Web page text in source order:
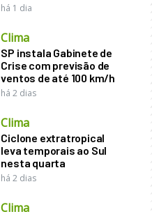
há 1 dia
Clima
SP instala Gabinete de
Crise com previsão de
ventos de até 100 km/h
há 2 dias
Clima
Ciclone extratropical
leva temporais ao Sul
nesta quarta
há 2 dias
Clima